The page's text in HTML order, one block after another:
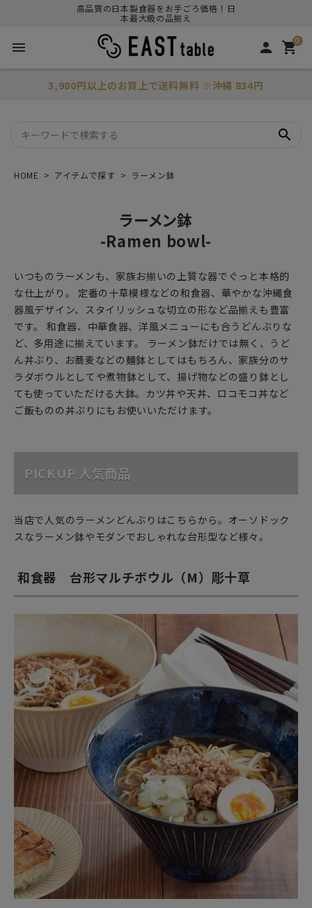
高品質の日本製食器をお手ごろ価格！日
本最大級の品揃え
menu person 0
shopping_cart
3,980円以上のお買上で送料無料 ※沖縄 834円
search
HOME アイテムで探す ラーメン鉢
ラーメン鉢
-Ramen bowl-
いつものラーメンも、家族お揃いの上質な器でぐっと本格的
な仕上がり。 定番の十草模様などの和食器、華やかな沖縄食
器風デザイン、スタイリッシュな切立の形など品揃えも豊富
です。 和食器、中華食器、洋風メニューにも合うどんぶりな
ど、多用途に揃えています。 ラーメン鉢だけでは無く、うど
ん丼ぶり、お蕎麦などの麺鉢としてはもちろん、家族分のサ
ラダボウルとしてや煮物鉢として、揚げ物などの盛り鉢とし
ても使っていただける大鉢。カツ丼や天丼、ロコモコ丼など
ご飯ものの丼ぶりにもお使いいただけます。
PICKUP 人気商品
当店で人気のラーメンどんぶりはこちらから。オーソドック
スなラーメン鉢やモダンでおしゃれな台形型など様々。
和食器 台形マルチボウル（M）彫十草